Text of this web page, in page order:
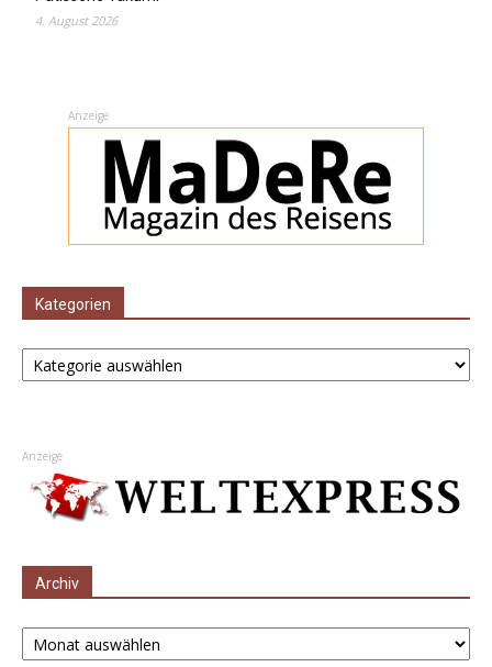
4. August 2026
Anzeige
Kategorien
Kategorien
Anzeige
Archiv
Archiv